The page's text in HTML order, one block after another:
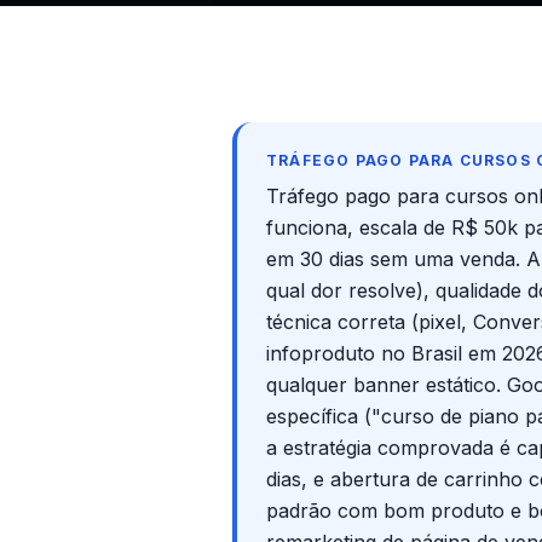
TRÁFEGO PAGO PARA
Tráfego pago para cursos
funciona, escala de R$ 50k
em 30 dias sem uma venda.
qual dor resolve), qualidade
técnica correta (pixel,
infoproduto no Brasil em
qualquer banner estático.
específica ("curso de piano
a estratégia comprovada é
dias, e abertura de carrinho
padrão com bom produto e